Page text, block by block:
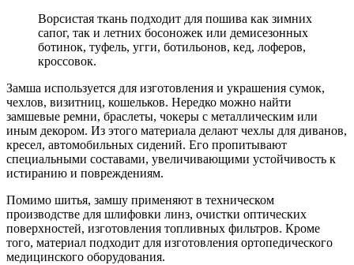
Ворсистая ткань подходит для пошива как зимних
сапог, так и летних босоножек или демисезонных
ботинок, туфель, угги, ботильонов, кед, лоферов,
кроссовок.
Замша используется для изготовления и украшения сумок,
чехлов, визитниц, кошельков. Нередко можно найти
замшевые ремни, браслеты, чокеры с металлическим или
иным декором. Из этого материала делают чехлы для диванов,
кресел, автомобильных сидений. Его пропитывают
специальными составами, увеличивающими устойчивость к
истиранию и повреждениям.
Помимо шитья, замшу применяют в техническом
производстве для шлифовки линз, очистки оптических
поверхностей, изготовления топливных фильтров. Кроме
того, материал подходит для изготовления ортопедического
медицинского оборудования.